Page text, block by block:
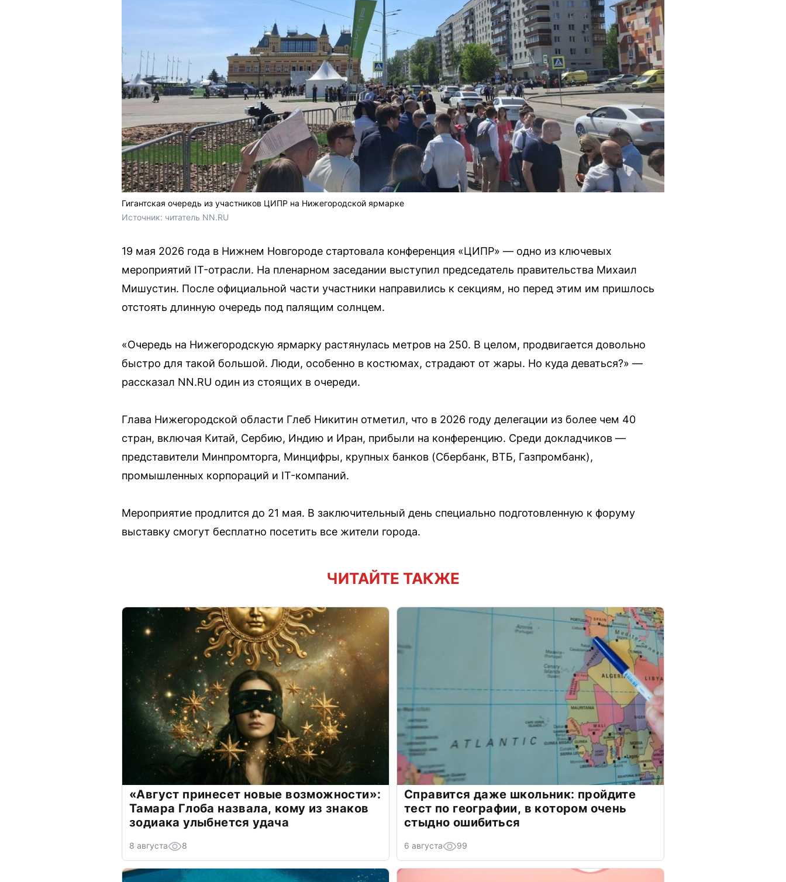
Гигантская очередь из участников ЦИПР на Нижегородской ярмарке
Источник: читатель NN.RU
19 мая 2026 года в Нижнем Новгороде стартовала конференция «ЦИПР» — одно из ключевых
мероприятий IT-отрасли. На пленарном заседании выступил председатель правительства Михаил
Мишустин. После официальной части участники направились к секциям, но перед этим им пришлось
отстоять длинную очередь под палящим солнцем.
«Очередь на Нижегородскую ярмарку растянулась метров на 250. В целом, продвигается довольно
быстро для такой большой. Люди, особенно в костюмах, страдают от жары. Но куда деваться?» —
рассказал NN.RU один из стоящих в очереди.
Глава Нижегородской области Глеб Никитин отметил, что в 2026 году делегации из более чем 40
стран, включая Китай, Сербию, Индию и Иран, прибыли на конференцию. Среди докладчиков —
представители Минпромторга, Минцифры, крупных банков (Сбербанк, ВТБ, Газпромбанк),
промышленных корпораций и IT-компаний.
Мероприятие продлится до 21 мая. В заключительный день специально подготовленную к форуму
выставку смогут бесплатно посетить все жители города.
ЧИТАЙТЕ ТАКЖЕ
«Август принесет новые возможности»:
Тамара Глоба назвала, кому из знаков
зодиака улыбнется удача
8 августа 8
Справится даже школьник: пройдите
тест по географии, в котором очень
стыдно ошибиться
6 августа 99